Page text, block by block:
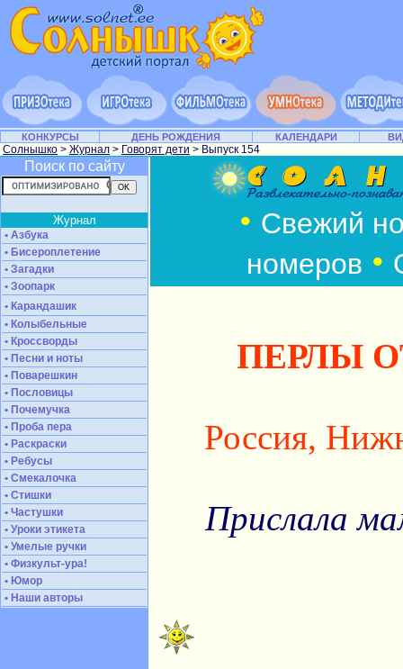
КОНКУРСЫ ДЕНЬ РОЖДЕНИЯ КАЛЕНДАРИ
Солнышко > Журнал > Говорят дети > Выпуск 154
Поиск по сайту
Журнал
• Азбука
• Бисероплетение
• Загадки
• Зоопарк
• Карандашик
• Колыбельные
• Кроссворды
• Песни и ноты
• Поварешкин
• Пословицы
• Почемучка
• Проба пера
• Раскраски
• Ребусы
• Смекалочка
• Стишки
• Частушки
• Уроки этикета
• Умелые ручки
• Физкульт-ура!
• Юмор
• Наши авторы
• Свежий
номеров •
ПЕРЛЫ
Россия,
Прислала